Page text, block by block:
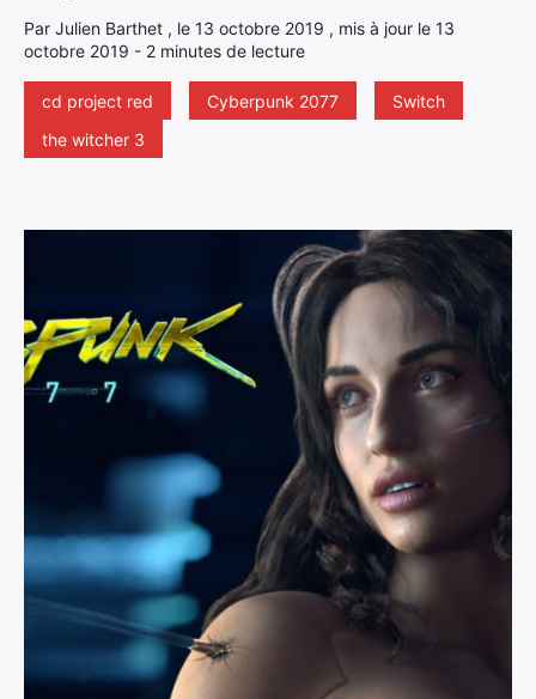
Par Julien Barthet , le 13 octobre 2019 , mis à jour le 13
octobre 2019 - 2 minutes de lecture
cd project red Cyberpunk 2077
Switch
the witcher 3